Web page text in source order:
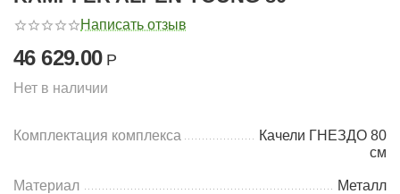
Написать отзыв
46 629.00 Р
Нет в наличии
Комплектация комплекса
Качели ГНЕЗДО 80
см
Материал Металл